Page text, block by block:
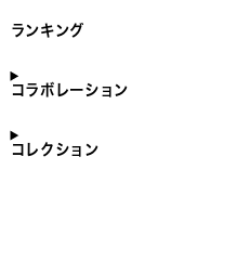
ランキング
コラボレーション
コレクション